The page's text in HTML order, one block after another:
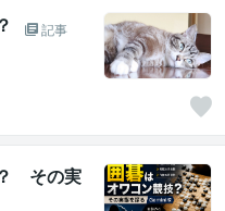
記事
その実